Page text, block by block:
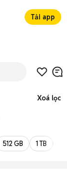
Tải app
Xoá lọc
512 GB 1 TB